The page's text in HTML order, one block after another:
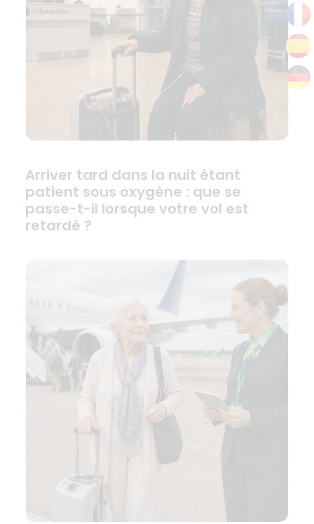
Arriver tard dans la nuit étant
patient sous oxygène : que se
passe-t-il lorsque votre vol est
retardé ?